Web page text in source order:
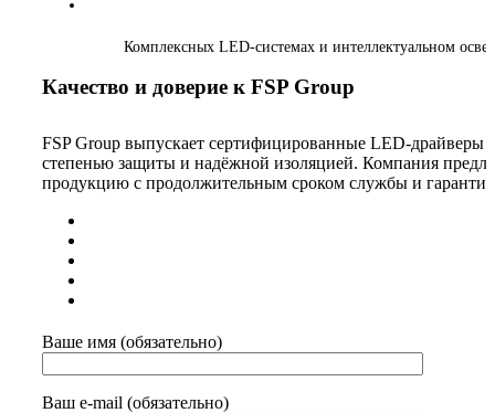
Комплексных LED-системах и интеллектуальном
Качество и доверие к FSP Group
FSP Group выпускает сертифицированные LED-драйверы
степенью защиты и надёжной изоляцией. Компания
продукцию с продолжительным сроком службы и
Ваше имя (обязательно)
Ваш e-mail (обязательно)